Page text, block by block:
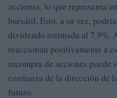
acciones, lo que representa
bursátil. Esto, a su vez,
dividendo estimada al 7,9%.
reaccionan positivamente a
recompra de acciones puede
confianza de la dirección de
futuro.